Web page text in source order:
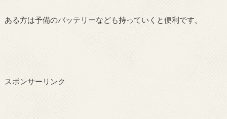
ある方は予備のバッテリーなども持っていくと便利です。
スポンサーリンク